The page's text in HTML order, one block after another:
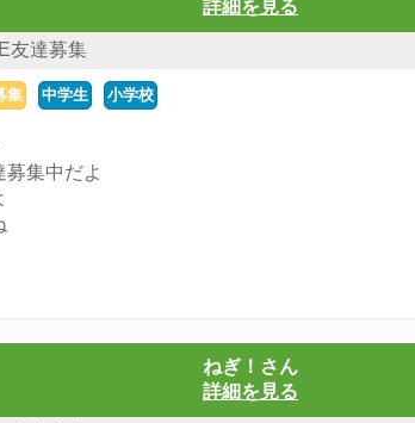
詳細を見る
友達募集
集 中学生 小学校
集中だよ
ねぎ！さん
詳細を見る